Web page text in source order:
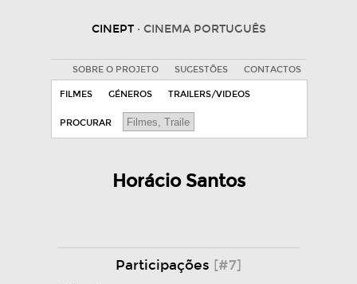
CINEPT · CINEMA PORTUGUÊS
SOBRE O PROJETO SUGESTÕES CONTACTOS
FILMES GÉNEROS TRAILERS/VIDEOS
PROCURAR
Horácio Santos
Participações [#7]